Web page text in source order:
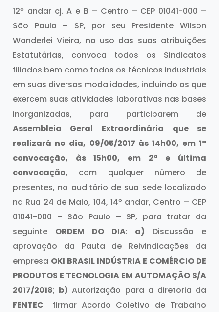
12º andar cj. A e B – Centro – CEP 01041-000 –
São Paulo – SP, por seu Presidente Wilson
Wanderlei Vieira, no uso das suas atribuições
Estatutárias, convoca todos os Sindicatos
filiados bem como todos os técnicos industriais
em suas diversas modalidades, incluindo os que
exercem suas atividades laborativas nas bases
inorganizadas, para participarem de
Assembleia Geral Extraordinária que se
realizará no dia, 09/05/2017 às 14h00, em 1ª
convocação, às 15h00, em 2ª e última
convocação, com qualquer número de
presentes, no auditório de sua sede localizado
na Rua 24 de Maio, 104, 14º andar, Centro – CEP
01041-000 – São Paulo – SP, para tratar da
seguinte ORDEM DO DIA: a) Discussão e
aprovação da Pauta de Reivindicações da
empresa OKI BRASIL INDÚSTRIA E COMÉRCIO DE
PRODUTOS E TECNOLOGIA EM AUTOMAÇÃO S/A
2017/2018; b) Autorização para a diretoria da
FENTEC firmar Acordo Coletivo de Trabalho